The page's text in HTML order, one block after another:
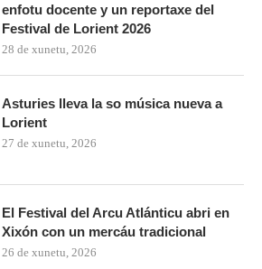
enfotu docente y un reportaxe del
Festival de Lorient 2026
28 de xunetu, 2026
Asturies lleva la so música nueva a
Lorient
27 de xunetu, 2026
El Festival del Arcu Atlánticu abri en
Xixón con un mercáu tradicional
26 de xunetu, 2026